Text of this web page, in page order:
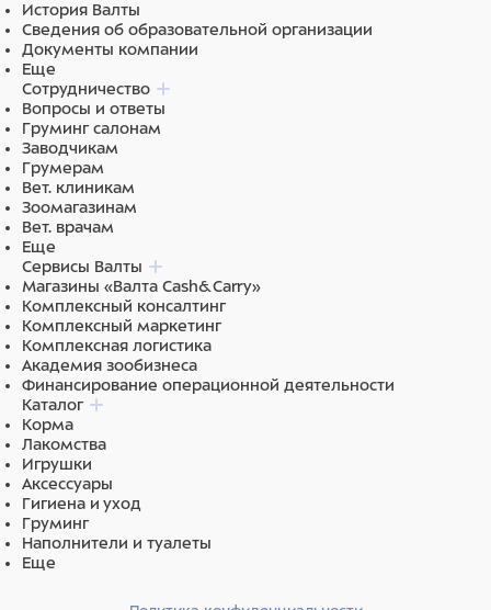
История Валты
Сведения об образовательной организации
Документы компании
Еще
Сотрудничество
Вопросы и ответы
Груминг салонам
Заводчикам
Грумерам
Вет. клиникам
Зоомагазинам
Вет. врачам
Еще
Сервисы Валты
Магазины «Валта Cash&Carry»
Комплексный консалтинг
Комплексный маркетинг
Комплексная логистика
Академия зообизнеса
Финансирование операционной деятельности
Каталог
Корма
Лакомства
Игрушки
Аксессуары
Гигиена и уход
Груминг
Наполнители и туалеты
Еще